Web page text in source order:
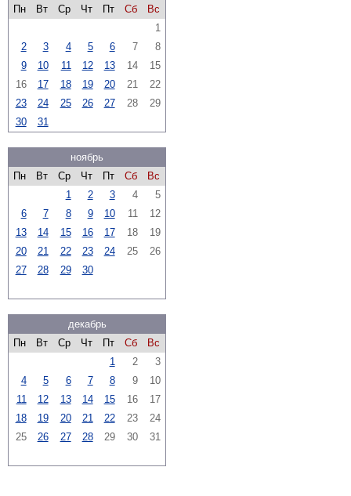
Пн Вт Ср Чт Пт Сб
Вс
1
2
3 4 5 6 7
8
9
10 11 12 13 14
15
16
17 18 19 20 21
22
23
24 25 26 27 28
29
30
31
ноябрь
Пн
Вт Ср Чт Пт Сб
Вс
1
2 3 4
5
6
7 8 9 10 11
12
13
14 15 16 17 18
19
20
21 22 23 24 25
26
27
28 29 30
декабрь
Пн
Вт Ср Чт Пт Сб
Вс
1
2
3
4
5 6 7 8 9
10
11
12 13 14 15 16
17
18
19 20 21 22 23
24
25
26 27 28 29 30 31